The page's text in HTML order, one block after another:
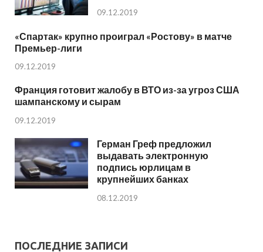
09.12.2019
«Спартак» крупно проиграл «Ростову» в матче
Премьер-лиги
09.12.2019
Франция готовит жалобу в ВТО из-за угроз США
шампанскому и сырам
09.12.2019
Герман Греф предложил
выдавать электронную
подпись юрлицам в
крупнейших банках
08.12.2019
ПОСЛЕДНИЕ ЗАПИСИ